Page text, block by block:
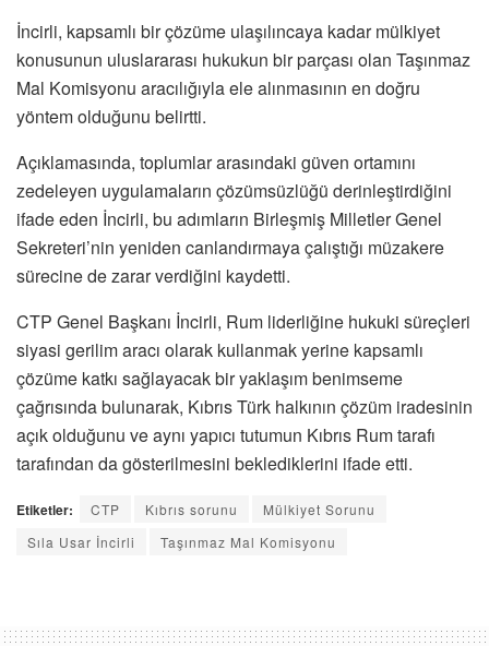
İncirli, kapsamlı bir çözüme ulaşılıncaya kadar mülkiyet
konusunun uluslararası hukukun bir parçası olan Taşınmaz
Mal Komisyonu aracılığıyla ele alınmasının en doğru
yöntem olduğunu belirtti.
Açıklamasında, toplumlar arasındaki güven ortamını
zedeleyen uygulamaların çözümsüzlüğü derinleştirdiğini
ifade eden İncirli, bu adımların Birleşmiş Milletler Genel
Sekreteri’nin yeniden canlandırmaya çalıştığı müzakere
sürecine de zarar verdiğini kaydetti.
CTP Genel Başkanı İncirli, Rum liderliğine hukuki süreçleri
siyasi gerilim aracı olarak kullanmak yerine kapsamlı
çözüme katkı sağlayacak bir yaklaşım benimseme
çağrısında bulunarak, Kıbrıs Türk halkının çözüm iradesinin
açık olduğunu ve aynı yapıcı tutumun Kıbrıs Rum tarafı
tarafından da gösterilmesini beklediklerini ifade etti.
Etiketler: CTP Kıbrıs sorunu
Mülkiyet Sorunu
Sıla Usar İncirli
Taşınmaz Mal Komisyonu